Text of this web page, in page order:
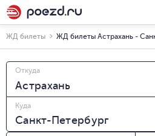
ЖД билеты ЖД билеты Астрахань -
Откуда
Куда